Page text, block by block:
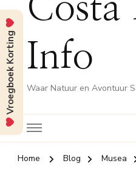
Costa
Info
Waar Natuur en Avontuur
Home Blog
Musea
Vroegboek Korting